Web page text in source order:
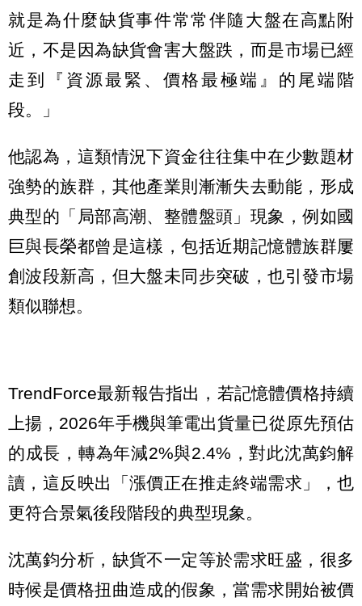
就是為什麼缺貨事件常常伴隨大盤在高點附
近，不是因為缺貨會害大盤跌，而是市場已經
走到『資源最緊、價格最極端』的尾端階
段。」
他認為，這類情況下資金往往集中在少數題材
強勢的族群，其他產業則漸漸失去動能，形成
典型的「局部高潮、整體盤頭」現象，例如國
巨與長榮都曾是這樣，包括近期記憶體族群屢
創波段新高，但大盤未同步突破，也引發市場
類似聯想。
TrendForce最新報告指出，若記憶體價格持續
上揚，2026年手機與筆電出貨量已從原先預估
的成長，轉為年減2%與2.4%，對此沈萬鈞解
讀，這反映出「漲價正在推走終端需求」，也
更符合景氣後段階段的典型現象。
沈萬鈞分析，缺貨不一定等於需求旺盛，很多
時候是價格扭曲造成的假象，當需求開始被價